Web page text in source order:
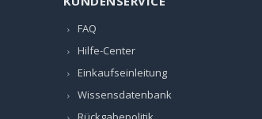
FAQ
Hilfe-Center
Einkaufseinleitung
Wissensdatenbank